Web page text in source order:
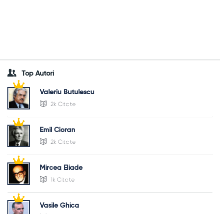
Top Autori
Valeriu Butulescu
2k Citate
Emil Cioran
2k Citate
Mircea Eliade
1k Citate
Vasile Ghica